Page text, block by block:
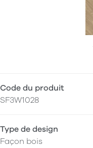
Code du produit
SF3W1028
Type de design
Façon bois